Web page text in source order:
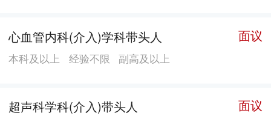
心血管内科(介入)学科带头人 面议
本科及以上 经验不限 副高及以上
超声科学科(介入)带头人 面议